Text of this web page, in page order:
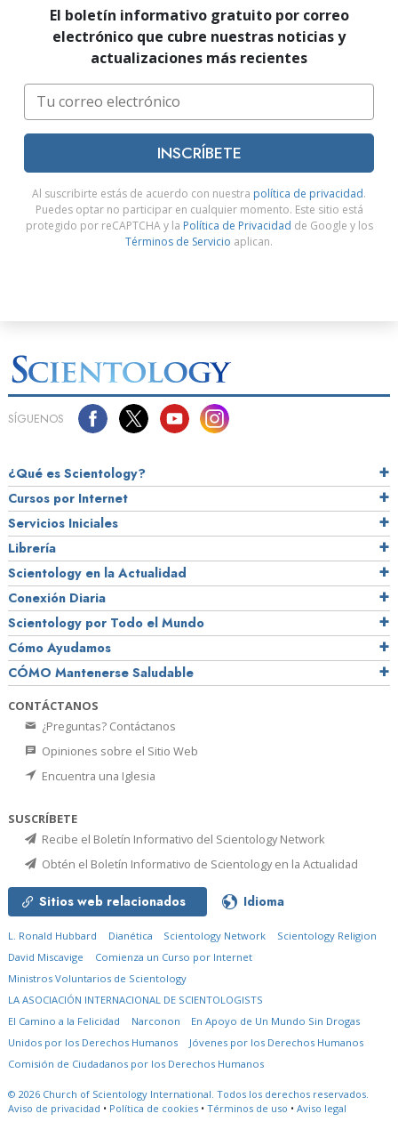
El boletín informativo gratuito por correo
electrónico que cubre nuestras noticias y
actualizaciones más recientes
INSCRÍBETE
Al suscribirte estás de acuerdo con nuestra política de privacidad.
Puedes optar no participar en cualquier momento. Este sitio está
protegido por reCAPTCHA y la Política de Privacidad de Google y los
Términos de Servicio aplican.
SÍGUENOS
¿Qué es Scientology?
Cursos por Internet
Servicios Iniciales
Librería
Scientology en la Actualidad
Conexión Diaria
Scientology por Todo el Mundo
Cómo Ayudamos
CÓMO Mantenerse Saludable
CONTÁCTANOS
¿Preguntas? Contáctanos
Opiniones sobre el Sitio Web
Encuentra una Iglesia
SUSCRÍBETE
Recibe el Boletín Informativo del Scientology Network
Obtén el Boletín Informativo de Scientology en la Actualidad
Sitios web relacionados Idioma
L. Ronald Hubbard Dianética Scientology Network
Scientology Religion
David Miscavige
Comienza un Curso por Internet
Ministros Voluntarios de Scientology
LA ASOCIACIÓN INTERNACIONAL DE SCIENTOLOGISTS
El Camino a la Felicidad
Narconon
En Apoyo de Un Mundo Sin Drogas
Unidos por los Derechos Humanos
Jóvenes por los Derechos Humanos
Comisión de Ciudadanos por los Derechos Humanos
© 2026 Church of Scientology International. Todos los derechos reservados.
Aviso de privacidad • Política de cookies • Términos de uso • Aviso legal